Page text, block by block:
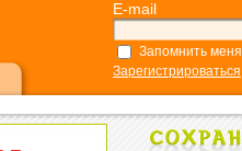
E-mail
Запомнить меня
Зарегистрироваться